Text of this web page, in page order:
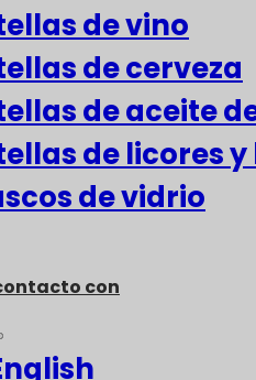
de vino
de cerveza
de aceite
de licores
de vidrio
con